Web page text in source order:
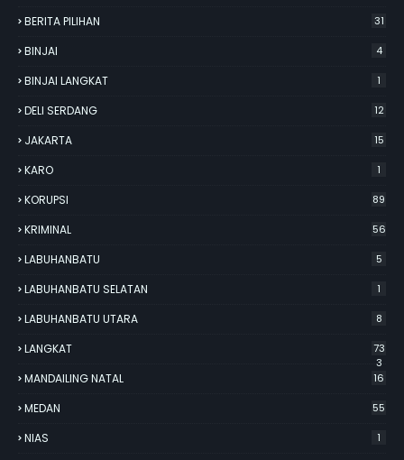
BERITA PILIHAN 31
BINJAI 4
BINJAI LANGKAT 1
DELI SERDANG 12
JAKARTA 15
KARO 1
KORUPSI 89
KRIMINAL 56
LABUHANBATU 5
LABUHANBATU SELATAN 1
LABUHANBATU UTARA 8
LANGKAT
73
3
MANDAILING NATAL 16
MEDAN 55
NIAS 1